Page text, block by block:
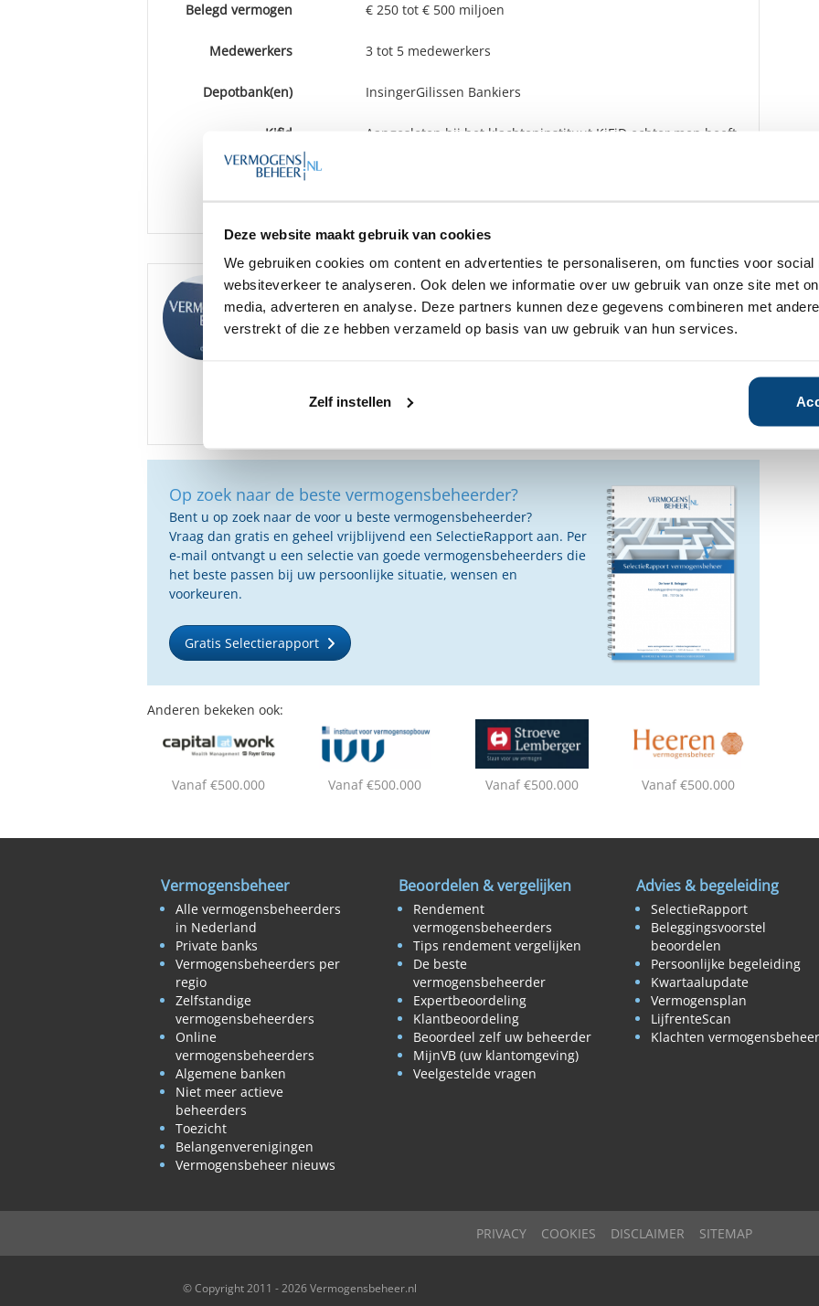
Deze website maakt gebruik van cookies
We gebruiken cookies om content en advertenties te personaliseren, om functies voor social
websiteverkeer te analyseren. Ook delen we informatie over uw gebruik van onze site met
media, adverteren en analyse. Deze partners kunnen deze gegevens combineren met
verstrekt of die ze hebben verzameld op basis van uw gebruik van hun services.
Zelf instellen
Belegd vermogen € 250 tot € 500 miljoen
Medewerkers 3 tot 5 medewerkers
Depotbank(en) InsingerGilissen Bankiers
Kifid
Aangesloten bij het klachteninstituut KiFiD echter men heeft
Goedemorgen,
We hebben diverse onafhankelijke rapporten over Ophorst
Van Marwijk Kooy Vermogensbeheer gratis beschikbaar.
Op zoek naar de beste vermogensbeheerder?
Bent u op zoek naar de voor u beste vermogensbeheerder?
Vraag dan gratis en geheel vrijblijvend een SelectieRapport aan. Per
e-mail ontvangt u een selectie van goede vermogensbeheerders die
het beste passen bij uw persoonlijke situatie, wensen en
voorkeuren.
Gratis Selectierapport
Anderen bekeken ook:
Vanaf €500.000 Vanaf €500.000 Vanaf €500.000 Vanaf €500.000
Vermogensbeheer
Alle vermogensbeheerders
in Nederland
Private banks
Vermogensbeheerders per
regio
Zelfstandige
vermogensbeheerders
Online
vermogensbeheerders
Algemene banken
Niet meer actieve
beheerders
Toezicht
Belangenverenigingen
Vermogensbeheer nieuws
Beoordelen & vergelijken
Rendement
vermogensbeheerders
Tips rendement vergelijken
De beste
vermogensbeheerder
Expertbeoordeling
Klantbeoordeling
Beoordeel zelf uw beheerder
MijnVB (uw klantomgeving)
Veelgestelde vragen
Advies & begeleiding
SelectieRapport
Beleggingsvoorstel
beoordelen
Persoonlijke begeleiding
Kwartaalupdate
Vermogensplan
LijfrenteScan
Klachten vermogensbeheer
PRIVACY COOKIES DISCLAIMER SITEMAP
© Copyright 2011 - 2026 Vermogensbeheer.nl